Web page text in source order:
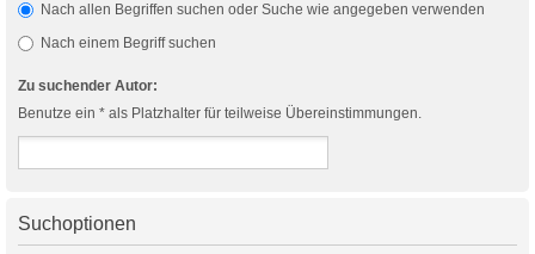
Nach allen Begriffen suchen oder Suche wie angegeben verwenden
Nach einem Begriff suchen
Zu suchender Autor:
Benutze ein * als Platzhalter für teilweise Übereinstimmungen.
Suchoptionen